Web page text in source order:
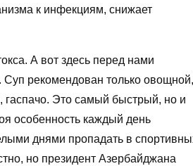
к инфекциям, снижает
А вот здесь перед нами
Суп рекомендован только овощной,
Это самый быстрый, но и
особенность каждый день
днями пропадать в
но президент Азербайджана